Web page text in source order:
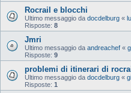
Rocrail e blocchi
Ultimo messaggio da docdelburg «
Risposte: 8
Jmri
Ultimo messaggio da andreachef «
Risposte: 9
problemi di itinerari di
Ultimo messaggio da docdelburg «
Risposte: 1